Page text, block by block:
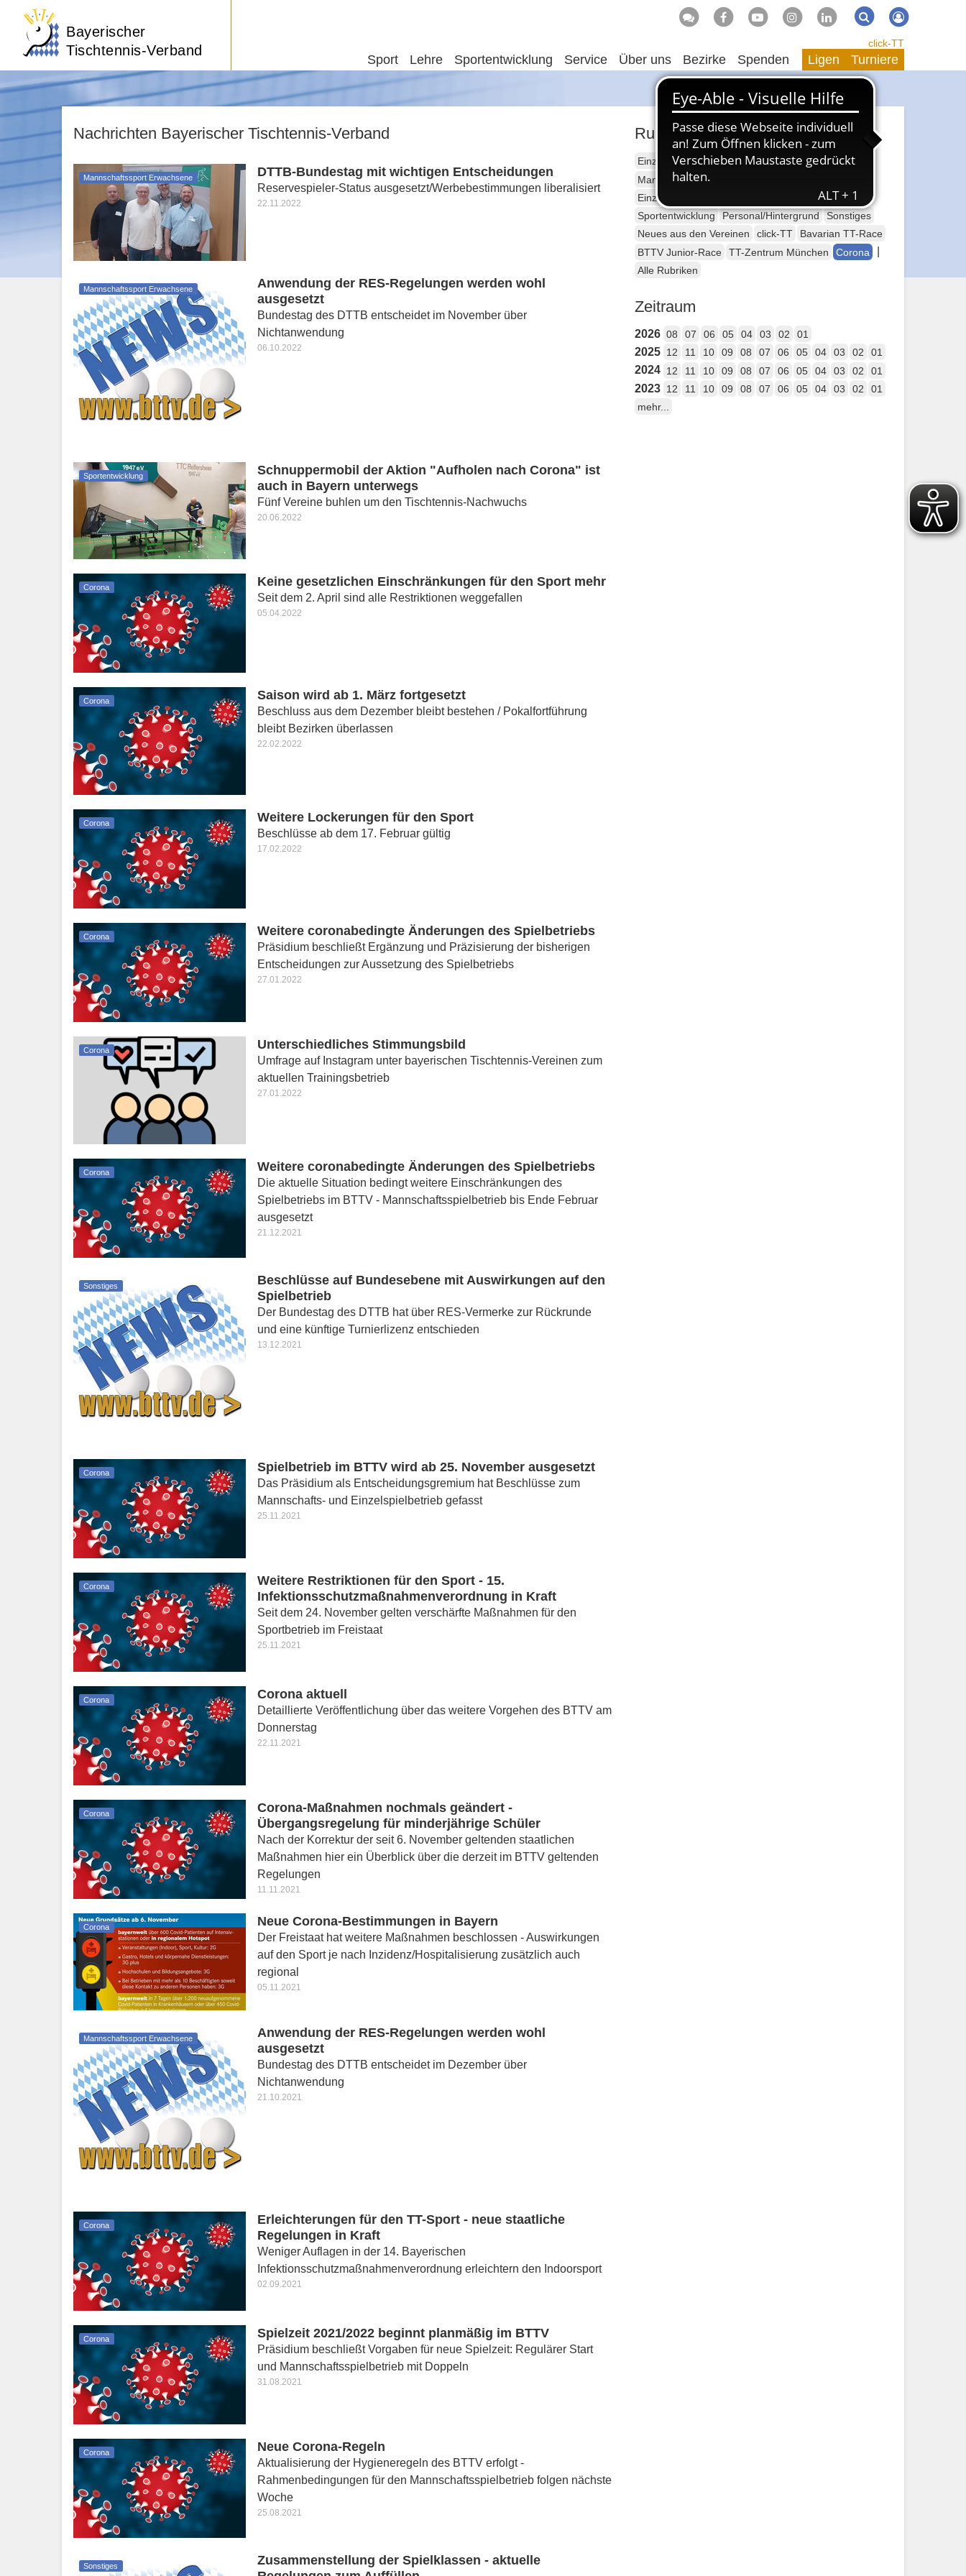
Bayerischer
Tischtennis-Verband
Suche Suchen
Sport Lehre Sportentwicklung Service Über uns Bezirke Spenden
click-TT
Ligen Turniere
Nachrichten Bayerischer Tischtennis-Verband
Mannschaftssport Erwachsene DTTB-Bundestag mit wichtigen Entscheidungen
Reservespieler-Status ausgesetzt/Werbebestimmungen liberalisiert
22.11.2022
Mannschaftssport Erwachsene
Anwendung der RES-Regelungen werden wohl
ausgesetzt
Bundestag des DTTB entscheidet im November über
Nichtanwendung
06.10.2022
Sportentwicklung
Schnuppermobil der Aktion "Aufholen nach Corona" ist
auch in Bayern unterwegs
Fünf Vereine buhlen um den Tischtennis-Nachwuchs
20.06.2022
Corona Keine gesetzlichen Einschränkungen für den Sport mehr
Seit dem 2. April sind alle Restriktionen weggefallen
05.04.2022
Corona Saison wird ab 1. März fortgesetzt
Beschluss aus dem Dezember bleibt bestehen / Pokalfortführung
bleibt Bezirken überlassen
22.02.2022
Corona Weitere Lockerungen für den Sport
Beschlüsse ab dem 17. Februar gültig
17.02.2022
Corona Weitere coronabedingte Änderungen des Spielbetriebs
Präsidium beschließt Ergänzung und Präzisierung der bisherigen
Entscheidungen zur Aussetzung des Spielbetriebs
27.01.2022
Corona Unterschiedliches Stimmungsbild
Umfrage auf Instagram unter bayerischen Tischtennis-Vereinen zum
aktuellen Trainingsbetrieb
27.01.2022
Corona Weitere coronabedingte Änderungen des Spielbetriebs
Die aktuelle Situation bedingt weitere Einschränkungen des
Spielbetriebs im BTTV - Mannschaftsspielbetrieb bis Ende Februar
ausgesetzt
21.12.2021
Sonstiges
Beschlüsse auf Bundesebene mit Auswirkungen auf den
Spielbetrieb
Der Bundestag des DTTB hat über RES-Vermerke zur Rückrunde
und eine künftige Turnierlizenz entschieden
13.12.2021
Corona Spielbetrieb im BTTV wird ab 25. November ausgesetzt
Das Präsidium als Entscheidungsgremium hat Beschlüsse zum
Mannschafts- und Einzelspielbetrieb gefasst
25.11.2021
Corona
Weitere Restriktionen für den Sport - 15.
Infektionsschutzmaßnahmenverordnung in Kraft
Seit dem 24. November gelten verschärfte Maßnahmen für den
Sportbetrieb im Freistaat
25.11.2021
Corona Corona aktuell
Detaillierte Veröffentlichung über das weitere Vorgehen des BTTV am
Donnerstag
22.11.2021
Corona
Corona-Maßnahmen nochmals geändert -
Übergangsregelung für minderjährige Schüler
Nach der Korrektur der seit 6. November geltenden staatlichen
Maßnahmen hier ein Überblick über die derzeit im BTTV geltenden
Regelungen
11.11.2021
Corona Neue Corona-Bestimmungen in Bayern
Der Freistaat hat weitere Maßnahmen beschlossen - Auswirkungen
auf den Sport je nach Inzidenz/Hospitalisierung zusätzlich auch
regional
05.11.2021
Mannschaftssport Erwachsene
Anwendung der RES-Regelungen werden wohl
ausgesetzt
Bundestag des DTTB entscheidet im Dezember über
Nichtanwendung
21.10.2021
Corona
Erleichterungen für den TT-Sport - neue staatliche
Regelungen in Kraft
Weniger Auflagen in der 14. Bayerischen
Infektionsschutzmaßnahmenverordnung erleichtern den Indoorsport
02.09.2021
Corona Spielzeit 2021/2022 beginnt planmäßig im BTTV
Präsidium beschließt Vorgaben für neue Spielzeit: Regulärer Start
und Mannschaftsspielbetrieb mit Doppeln
31.08.2021
Corona Neue Corona-Regeln
Aktualisierung der Hygieneregeln des BTTV erfolgt -
Rahmenbedingungen für den Mannschaftsspielbetrieb folgen nächste
Woche
25.08.2021
Sonstiges
Zusammenstellung der Spielklassen - aktuelle
Rubriken
Einzelsport Erwachsene
Mannschaftssport Erwachsene
Einzelsport Jugend
Mannschaftssport Jugend
Sportentwicklung
Personal/Hintergrund
Sonstiges
Neues aus den Vereinen
click-TT
Bavarian TT-Race
BTTV Junior-Race
TT-Zentrum München Corona
Alle Rubriken
Zeitraum
2026 08 07 06 05 04 03 02 01
2025 12 11 10 09 08 07 06 05 04 03 02 01
2024 12 11 10 09 08 07 06 05 04 03 02 01
2023 12 11 10 09 08 07 06 05 04 03 02
01
mehr...